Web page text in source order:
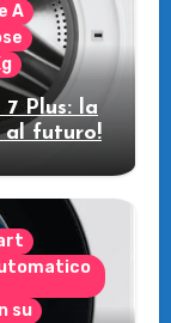
A
Plus: la
al futuro!
su